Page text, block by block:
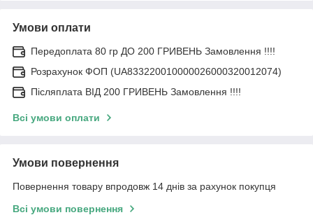
Умови оплати
Передоплата 80 гр ДО 200 ГРИВЕНЬ Замовлення !!!!
Розрахунок ФОП (UA833220010000026000320012074)
Післяплата ВІД 200 ГРИВЕНЬ Замовлення !!!!
Всі умови оплати
Умови повернення
Повернення товару впродовж 14 днів за рахунок покупця
Всі умови повернення